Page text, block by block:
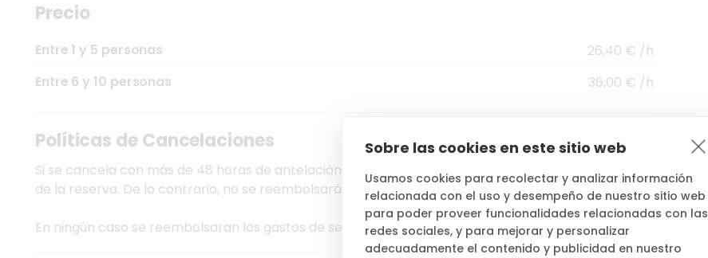
Sobre las cookies en este sitio web
Usamos cookies para recolectar y analizar información
relacionada con el uso y desempeño de nuestro sitio web
para poder proveer funcionalidades relacionadas con las
redes sociales, y para mejorar y personalizar
adecuadamente el contenido y publicidad en nuestro
Precio
Entre 1 y 5 personas
26,40 € /h
Entre 6 y 10 personas
36,00 € /h
Políticas de Cancelaciones
Si se cancela con más de 48 horas de antelación del inicio de la reserva, se reembolsará el coste
de la reserva. De lo contrario, no se reembolsará el coste de la reserva.
En ningún caso se reembolsaran los gastos de servicio de Cocopool.